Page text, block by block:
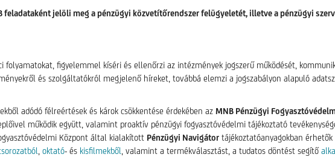
feladataként jelöli meg a pénzügyi közvetítőrendszer felügyeletét, illetve a pénzügyi
folyamatokat, figyelemmel kíséri és ellenőrzi az intézmények jogszerű működését,
és szolgáltatókról megjelenő híreket, továbbá elemzi a jogszabályon alapuló
adódó félreértések és károk csökkentése érdekében az MNB Pénzügyi
működik együtt, valamint proaktív pénzügyi fogyasztóvédelmi tájékoztató
Központ által kialakított Pénzügyi Navigátor tájékoztatóanyagokban
, oktató- és kisfilmekből, valamint a termékválasztást, a tudatos döntést segítő